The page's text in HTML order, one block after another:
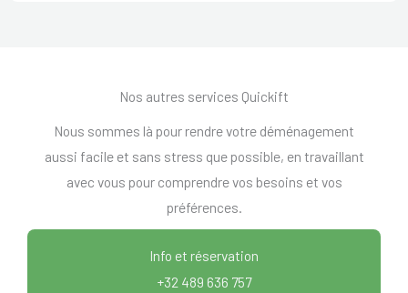
Nos autres services Quickift
Nous sommes là pour rendre votre déménagement
aussi facile et sans stress que possible, en travaillant
avec vous pour comprendre vos besoins et vos
préférences.
Info et réservation
+32 489 636 757